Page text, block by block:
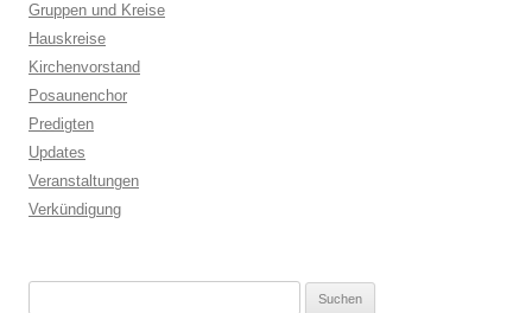
Gruppen und Kreise
Hauskreise
Kirchenvorstand
Posaunenchor
Predigten
Updates
Veranstaltungen
Verkündigung